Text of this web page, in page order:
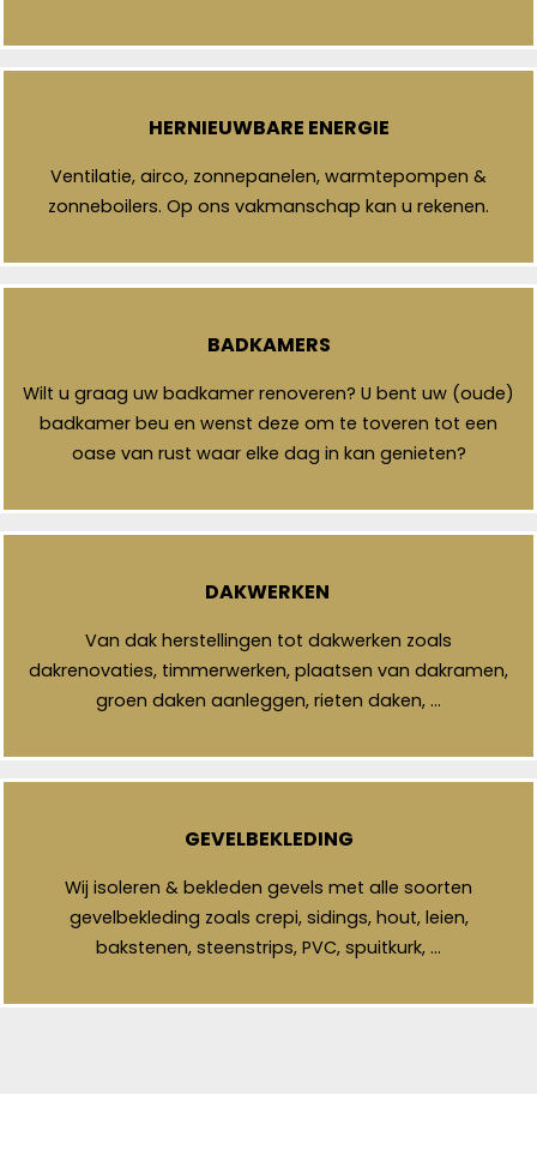
HERNIEUWBARE ENERGIE
Ventilatie, airco, zonnepanelen, warmtepompen &
zonneboilers. Op ons vakmanschap kan u rekenen.
BADKAMERS
Wilt u graag uw badkamer renoveren? U bent uw (oude)
badkamer beu en wenst deze om te toveren tot een
oase van rust waar elke dag in kan genieten?
DAKWERKEN
Van dak herstellingen tot dakwerken zoals
dakrenovaties, timmerwerken, plaatsen van dakramen,
groen daken aanleggen, rieten daken, …
GEVELBEKLEDING
Wij isoleren & bekleden gevels met alle soorten
gevelbekleding zoals crepi, sidings, hout, leien,
bakstenen, steenstrips, PVC, spuitkurk, …